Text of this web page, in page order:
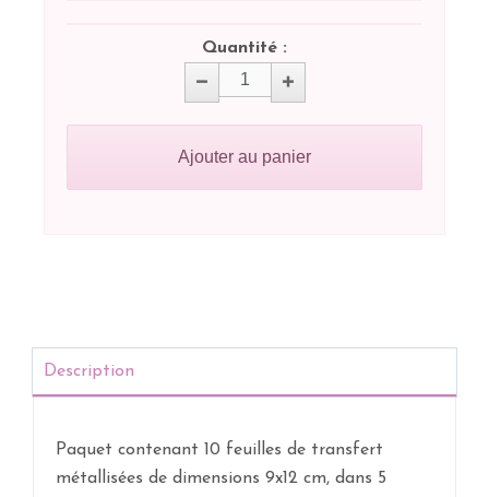
Quantité :
Ajouter au panier
Description
Paquet contenant 10 feuilles de transfert
métallisées de dimensions 9x12 cm, dans 5